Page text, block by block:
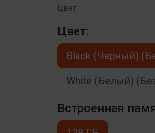
Цвет
Цвет:
Black (Черный)
White (Белый)
Встроенная